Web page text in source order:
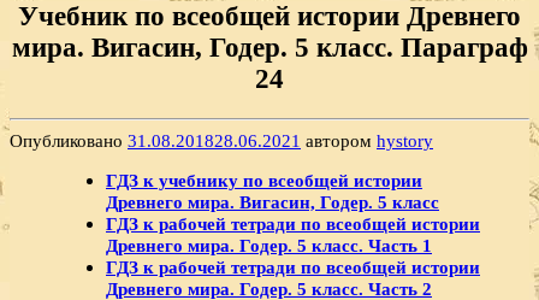
Учебник по всеобщей истории Древнего
мира. Вигасин, Годер. 5 класс. Параграф
24
Опубликовано 31.08.201828.06.2021 автором hystory
ГДЗ к учебнику по всеобщей истории
Древнего мира. Вигасин, Годер. 5 класс
ГДЗ к рабочей тетради по всеобщей истории
Древнего мира. Годер. 5 класс. Часть 1
ГДЗ к рабочей тетради по всеобщей истории
Древнего мира. Годер. 5 класс. Часть 2